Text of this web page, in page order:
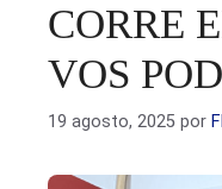
CORRE
VOS
19 agosto, 2025 por